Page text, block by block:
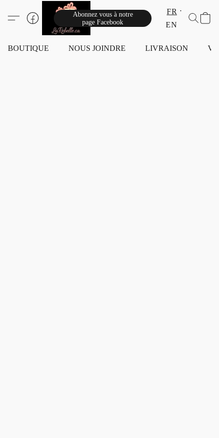
Abonnez vous à notre
page Facebook
FR
EN
BOUTIQUE NOUS JOINDRE LIVRAISON